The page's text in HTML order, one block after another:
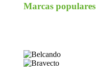
Marcas populares